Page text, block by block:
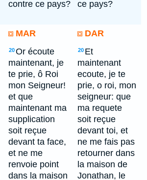
contre ce pays?
ce pays?
MAR DAR
20Or écoute
maintenant, je
te prie, ô Roi
mon Seigneur!
et que
maintenant ma
supplication
soit reçue
devant ta face,
et ne me
renvoie point
dans la maison
20 Et
maintenant
ecoute, je te
prie, o roi, mon
seigneur: que
ma requete
soit reçue
devant toi, et
ne me fais pas
retourner dans
la maison de
Jonathan, le